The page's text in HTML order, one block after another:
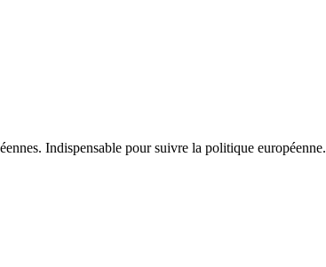
Indispensable pour suivre la politique européenne.